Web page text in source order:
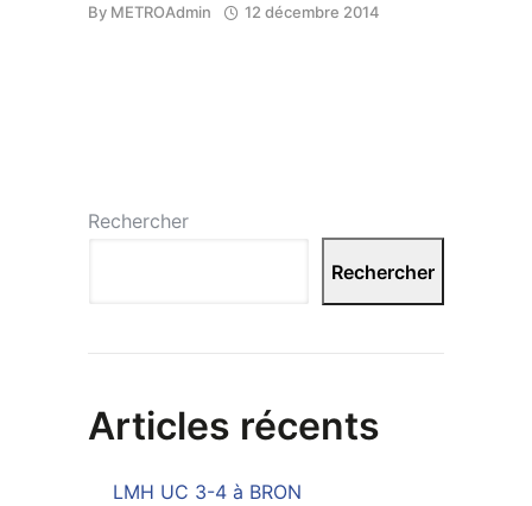
By METROAdmin 12 décembre 2014
Rechercher
Rechercher
Articles récents
LMH UC 3-4 à BRON